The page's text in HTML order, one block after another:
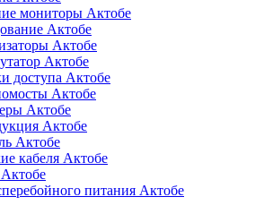
мониторы Актобе
Актобе
Актобе
Актобе
доступа Актобе
Актобе
Актобе
Актобе
Актобе
кабеля Актобе
питания Актобе